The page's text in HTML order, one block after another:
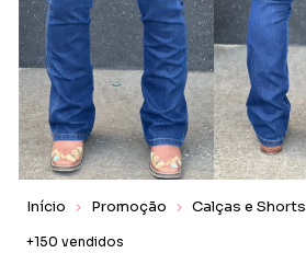
Início Promoção Calças e Shorts
+150 vendidos